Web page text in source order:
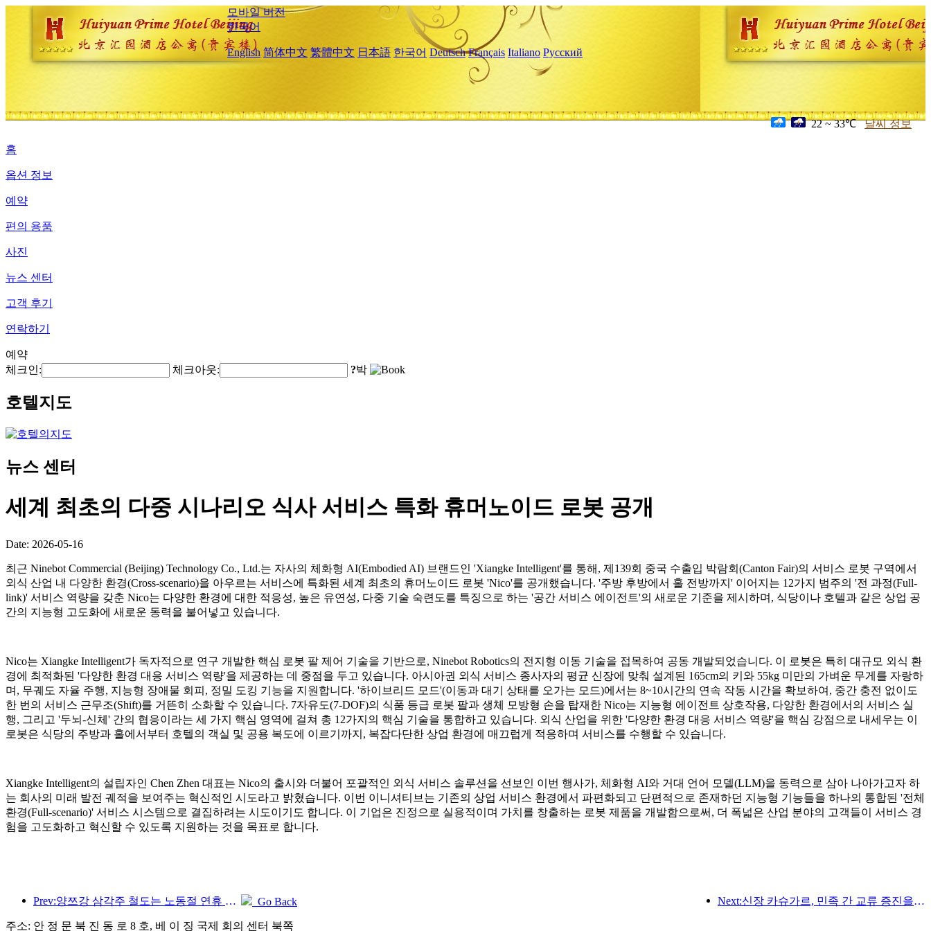
모바일 버전
한국어
English 简体中文 繁體中文 日本語 한국어 Deutsch Français Italiano Русский
22 ~ 33℃ 날씨 정보
홈
옵션 정보
예약
편의 용품
사진
뉴스 센터
고객 후기
연락하기
예약
체크인:
체크아웃: ?박
호텔지도
뉴스 센터
세계 최초의 다중 시나리오 식사 서비스 특화 휴머노이드 로봇 공개
Date: 2026-05-16
최근 Ninebot Commercial (Beijing) Technology Co., Ltd.는 자사의 체화형 AI(Embodied AI) 브랜드인 'Xiangke Intelligent'를 통해, 제139회 중국 수출입 박람회(Canton Fair)의 서비스 로봇 구역에서
외식 산업 내 다양한 환경(Cross-scenario)을 아우르는 서비스에 특화된 세계 최초의 휴머노이드 로봇 'Nico'를 공개했습니다. '주방 후방에서 홀 전방까지' 이어지는 12가지 범주의 '전 과정(Full-
link)' 서비스 역량을 갖춘 Nico는 다양한 환경에 대한 적응성, 높은 유연성, 다중 기술 숙련도를 특징으로 하는 '공간 서비스 에이전트'의 새로운 기준을 제시하며, 식당이나 호텔과 같은 상업 공
간의 지능형 고도화에 새로운 동력을 불어넣고 있습니다.
Nico는 Xiangke Intelligent가 독자적으로 연구 개발한 핵심 로봇 팔 제어 기술을 기반으로, Ninebot Robotics의 전지형 이동 기술을 접목하여 공동 개발되었습니다. 이 로봇은 특히 대규모 외식 환
경에 최적화된 '다양한 환경 대응 서비스 역량'을 제공하는 데 중점을 두고 있습니다. 아시아권 외식 서비스 종사자의 평균 신장에 맞춰 설계된 165cm의 키와 55kg 미만의 가벼운 무게를 자랑하
며, 무궤도 자율 주행, 지능형 장애물 회피, 정밀 도킹 기능을 지원합니다. '하이브리드 모드'(이동과 대기 상태를 오가는 모드)에서는 8~10시간의 연속 작동 시간을 확보하여, 중간 충전 없이도
한 번의 서비스 근무조(Shift)를 거뜬히 소화할 수 있습니다. 7자유도(7-DOF)의 식품 등급 로봇 팔과 생체 모방형 손을 탑재한 Nico는 지능형 에이전트 상호작용, 다양한 환경에서의 서비스 실
행, 그리고 '두뇌-신체' 간의 협응이라는 세 가지 핵심 영역에 걸쳐 총 12가지의 핵심 기술을 통합하고 있습니다. 외식 산업을 위한 '다양한 환경 대응 서비스 역량'을 핵심 강점으로 내세우는 이
로봇은 식당의 주방과 홀에서부터 호텔의 객실 및 공용 복도에 이르기까지, 복잡다단한 상업 환경에 매끄럽게 적응하며 서비스를 수행할 수 있습니다.
Xiangke Intelligent의 설립자인 Chen Zhen 대표는 Nico의 출시와 더불어 포괄적인 외식 서비스 솔루션을 선보인 이번 행사가, 체화형 AI와 거대 언어 모델(LLM)을 동력으로 삼아 나아가고자 하
는 회사의 미래 발전 궤적을 보여주는 혁신적인 시도라고 밝혔습니다. 이번 이니셔티브는 기존의 상업 서비스 환경에서 파편화되고 단편적으로 존재하던 지능형 기능들을 하나의 통합된 '전체
환경(Full-scenario)' 서비스 시스템으로 결집하려는 시도이기도 합니다. 이 기업은 진정으로 실용적이며 가치를 창출하는 로봇 제품을 개발함으로써, 더 폭넓은 산업 분야의 고객들이 서비스 경
험을 고도화하고 혁신할 수 있도록 지원하는 것을 목표로 합니다.
Prev:양쯔강 삼각주 철도는 노동절 연휴 기간 동안 2,138만 명이 넘는 승객을 수송했습니다. Next:신장 카슈가르, 민족 간 교류 증진을 위한 관광 홍보 행사 개최
Go Back
주소: 안 정 문 북 진 동 로 8 호, 베 이 징 국제 회의 센터 북쪽